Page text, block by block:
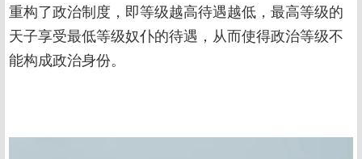
重构了政治制度，即等级越高待遇越低，最高等级的
天子享受最低等级奴仆的待遇，从而使得政治等级不
能构成政治身份。